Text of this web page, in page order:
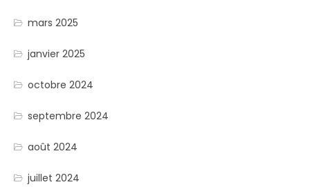
mars 2025
janvier 2025
octobre 2024
septembre 2024
août 2024
juillet 2024